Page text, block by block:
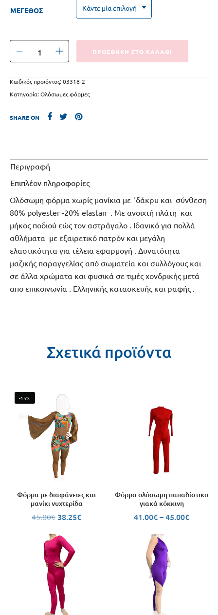
ΜΕΓΕΘΟΣ
ΠΡΟΣΘΗΚΗ ΣΤΟ ΚΑΛΑΘΙ
Κωδικός προϊόντος:03318-2
Κατηγορία:Ολόσωμες φόρμες
SHARE ON
Περιγραφή
Επιπλέον πληροφορίες
Ολόσωμη φόρμα χωρίς μανίκια με ΄δάκρυ και σύνθεση
80% polyester -20% elastan . Με ανοιχτή πλάτη και
μήκος ποδιού εώς τον αστράγαλο . Ιδανικό για πολλά
αθλήματα με εξαιρετικό πατρόν και μεγάλη
ελαστικότητα για τέλεια εφαρμογή . Δυνατότητα
μαζικής παραγγελίας από σωματεία και συλλόγους και
σε άλλα χρώματα και φυσικά σε τιμές χονδρικής μετά
απο επικοινωνία . Ελληνικής κατασκευής και ραφής .
Σχετικά προϊόντα
-15%
Φόρμα με διαφάνειες και
μανίκι νυχτερίδα
45.00€38.25€
Φόρμα ολόσωμη παπαδίστικο
γιακά κόκκινη
41.00€–45.00€